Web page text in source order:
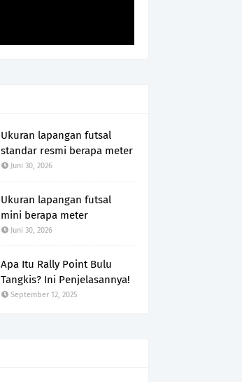
Ukuran lapangan futsal
standar resmi berapa meter
Juni 30, 2026
Ukuran lapangan futsal
mini berapa meter
Juni 30, 2026
Apa Itu Rally Point Bulu
Tangkis? Ini Penjelasannya!
September 12, 2025